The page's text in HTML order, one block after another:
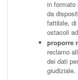
in formato
da
fattibile,
ostacoli
proporre
reclamo
dei dati
giudiziale.